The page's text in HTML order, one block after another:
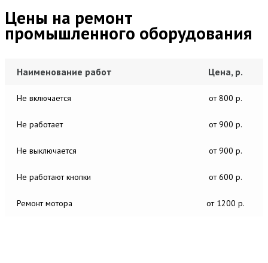
Цены на ремонт
промышленного оборудования
Наименование работ Цена, р.
Не включается от 800 р.
Не работает от 900 р.
Не выключается от 900 р.
Не работают кнопки от 600 р.
Ремонт мотора от 1200 р.